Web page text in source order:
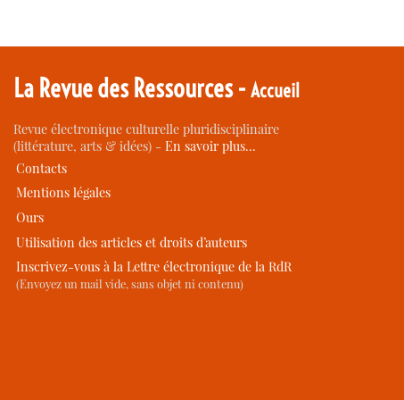
La Revue des Ressources -Accueil
Revue électronique culturelle pluridisciplinaire
(littérature, arts & idées) -En savoir plus…
Contacts
Mentions légales
Ours
Utilisation des articles et droits d’auteurs
Inscrivez-vous à la Lettre électronique de la RdR
(Envoyez un mail vide, sans objet ni contenu)